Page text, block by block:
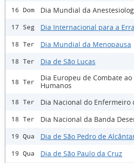
16 Dom Dia Mundial da
17 Seg Dia Internacional para a
18 Ter Dia Mundial da Menopausa
18 Ter Dia de São Lucas
18 Ter
Dia Europeu de Combate ao
Humanos
18 Ter Dia Nacional do Enfermeiro
18 Ter Dia Nacional da Banda
19 Qua Dia de São Pedro de
19 Qua Dia de São Paulo da Cruz